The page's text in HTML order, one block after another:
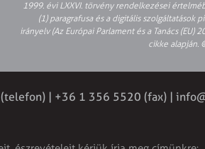
1999. évi LXXVI. törvény rendelkezései
(1) paragrafusa és a digitális szolgáltatások
irányelv (Az Európai Parlament és a Tanács (EU)
cikke alapján.
| +36 1 356 5520 (fax) |